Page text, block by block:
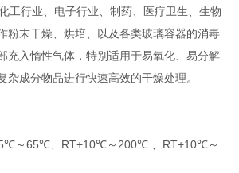
工行业、电子行业、制药、医疗卫生、生物
粉末干燥、烘培、以及各类玻璃容器的消毒
充入惰性气体，特别适用于易氧化、易分解
杂成分物品进行快速高效的干燥处理。
～65℃、RT+10℃～200℃ 、RT+10℃～